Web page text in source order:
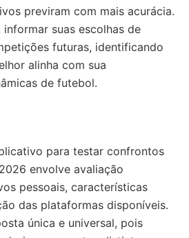
previram com mais acurácia.
suas escolhas de
futuras, identificando
alinha com sua
de futebol.
para testar confrontos
envolve avaliação
pessoais, características
das plataformas disponíveis.
única e universal, pois